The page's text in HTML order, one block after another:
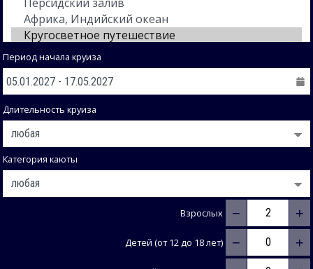
Период начала круиза
Длительность круиза
Категория каюты
Взрослых − +
Детей (от 12 до 18 лет) − +